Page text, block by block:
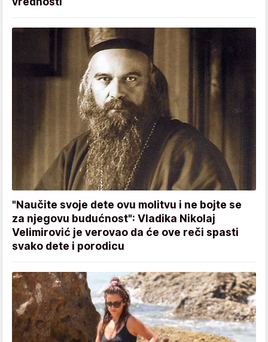
"Naučite svoje dete ovu molitvu i ne bojte se
za njegovu budućnost": Vladika Nikolaj
Velimirović je verovao da će ove reči spasti
svako dete i porodicu